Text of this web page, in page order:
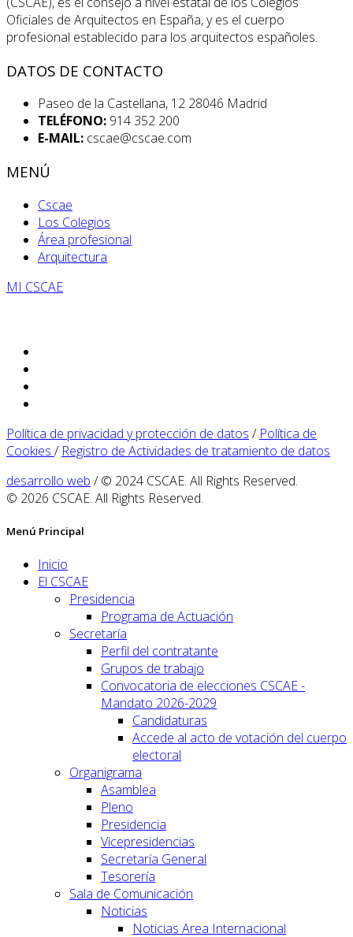
Oficiales de Arquitectos en España, y es el cuerpo
profesional establecido para los arquitectos españoles.
DATOS DE CONTACTO
Paseo de la Castellana, 12 28046 Madrid
TELÉFONO: 914 352 200
E-MAIL: cscae@cscae.com
MENÚ
Cscae
Los Colegios
Área profesional
Arquitectura
MI CSCAE
Política de privacidad y protección de datos / Política de
Cookies / Registro de Actividades de tratamiento de datos
desarrollo web / © 2024 CSCAE. All Rights Reserved.
© 2026 CSCAE. All Rights Reserved.
Menú Principal
Inicio
El CSCAE
Presidencia
Programa de Actuación
Secretaría
Perfil del contratante
Grupos de trabajo
Convocatoria de elecciones CSCAE -
Mandato 2026-2029
Candidaturas
Accede al acto de votación del cuerpo
electoral
Organigrama
Asamblea
Pleno
Presidencia
Vicepresidencias
Secretaría General
Tesorería
Sala de Comunicación
Noticias
Noticias Area Internacional